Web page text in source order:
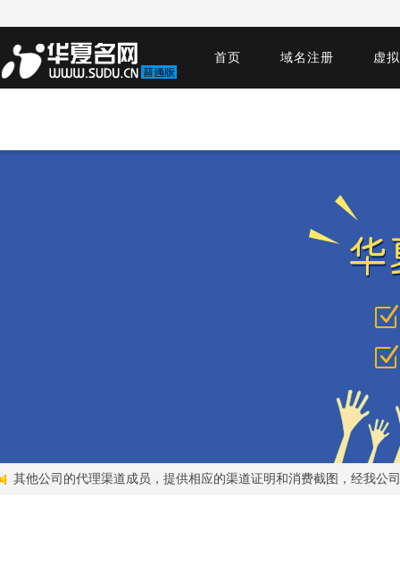
首页 域名注册 虚
其他公司的代理渠道成员，提供相应的渠道证明和消费截图，经我公